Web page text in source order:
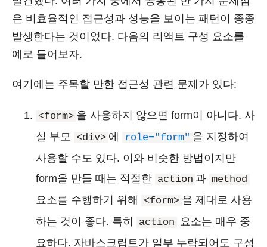
은 비효율적인 접근성과 성능을 보이는 패턴이 종종
발생한다는 것이었다. 다음의 리액트 구성 요소를
예로 들어보자.
여기에는 주목할 만한 접근성 관련 문제가 있다:
<form> 을 사용하지 않으면 form이 아니다. 사
실 부모 <div> 에 role="form" 을 지정하여
사용할 수도 있다. 이와 비슷한 방법이지만
form을 만들 때는 적절한 action 과 method
요소를 수행하기 위해 <form> 을 제대로 사용
하는 것이 좋다. 특히
action 요소는 매우 중
요하다. 자바스크립트가 일부 누락되어도 구성